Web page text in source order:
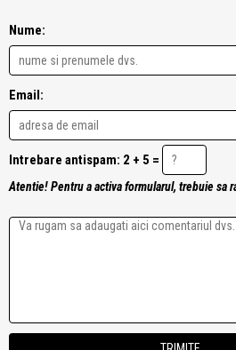
Nume:
Email:
Intrebare antispam: 2 + 5 =
Atentie! Pentru a activa formularul, trebuie sa